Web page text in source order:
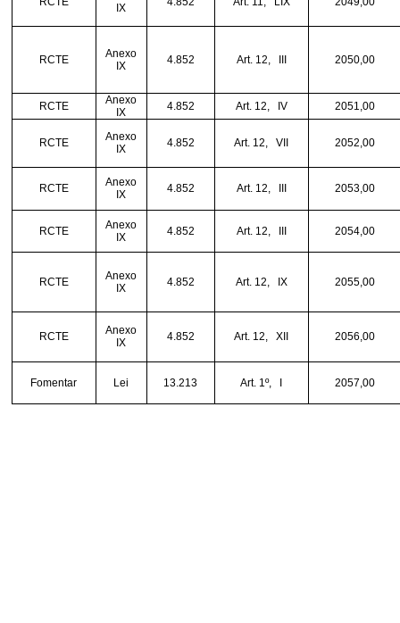
IX
RCTE
Anexo
IX
4.852 Art. 12, 2050,00
RCTE
Anexo
IX
4.852 Art. 12, IV 2051,00
RCTE
Anexo
IX
4.852 Art. 12, VII 2052,00
RCTE
Anexo
IX
4.852 Art. 12, 2053,00
RCTE
Anexo
IX
4.852 Art. 12, 2054,00
RCTE
Anexo
IX
4.852 Art. 12, IX 2055,00
RCTE
Anexo
IX
4.852 Art. 12, XII 2056,00
Fomentar Lei 13.213 Art. 1º, 2057,00